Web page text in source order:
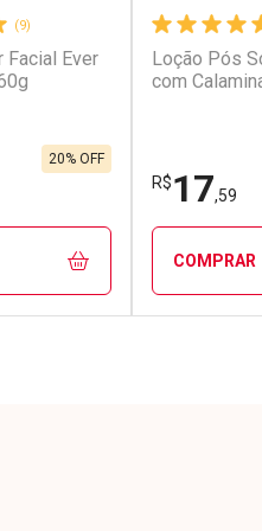
(9)
Facial Ever
20% OFF
Loção Pós
com
R$17,59
COMPRAR